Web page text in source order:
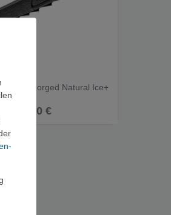
Hot Forged Natural Ice+
50,00 €